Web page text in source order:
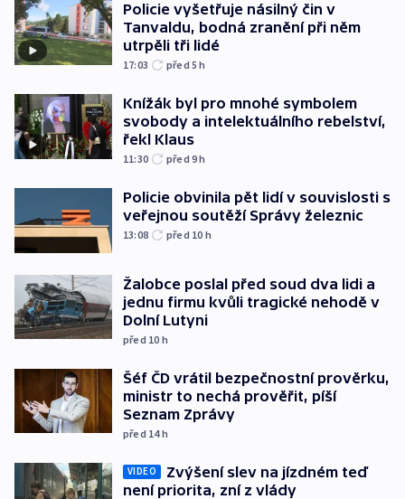
Policie vyšetřuje násilný čin v
Tanvaldu, bodná zranění při něm
utrpěli tři lidé
17:03 před 5h
Knížák byl pro mnohé symbolem
svobody a intelektuálního rebelství,
řekl Klaus
11:30 před 9h
Policie obvinila pět lidí v souvislosti s
veřejnou soutěží Správy železnic
13:08 před 10 h
Žalobce poslal před soud dva lidi a
jednu firmu kvůli tragické nehodě v
Dolní Lutyni
před 10 h
Šéf ČD vrátil bezpečnostní prověrku,
ministr to nechá prověřit, píší
Seznam Zprávy
před 14h
VIDEO
Zvýšení slev na jízdném teď
není priorita, zní z vlády